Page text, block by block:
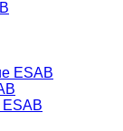
ESAB